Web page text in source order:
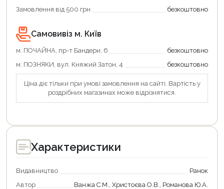
Замовлення від 500 грн
безкоштовно
Самовивіз м. Київ
м. ПОЧАЙНА, пр-т Бандери, 6
безкоштовно
м. ПОЗНЯКИ, вул. Княжий Затон, 4
безкоштовно
Ціна діє тільки при умові замовлення на сайті. Вартість у
роздрібних магазинах може відрізнятися.
Характеристики
Видавництво
Ранок
Автор
Ванжа С.М., Христоєва О.В., Романова Ю.А.